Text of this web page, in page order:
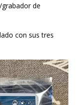
de
con sus tres